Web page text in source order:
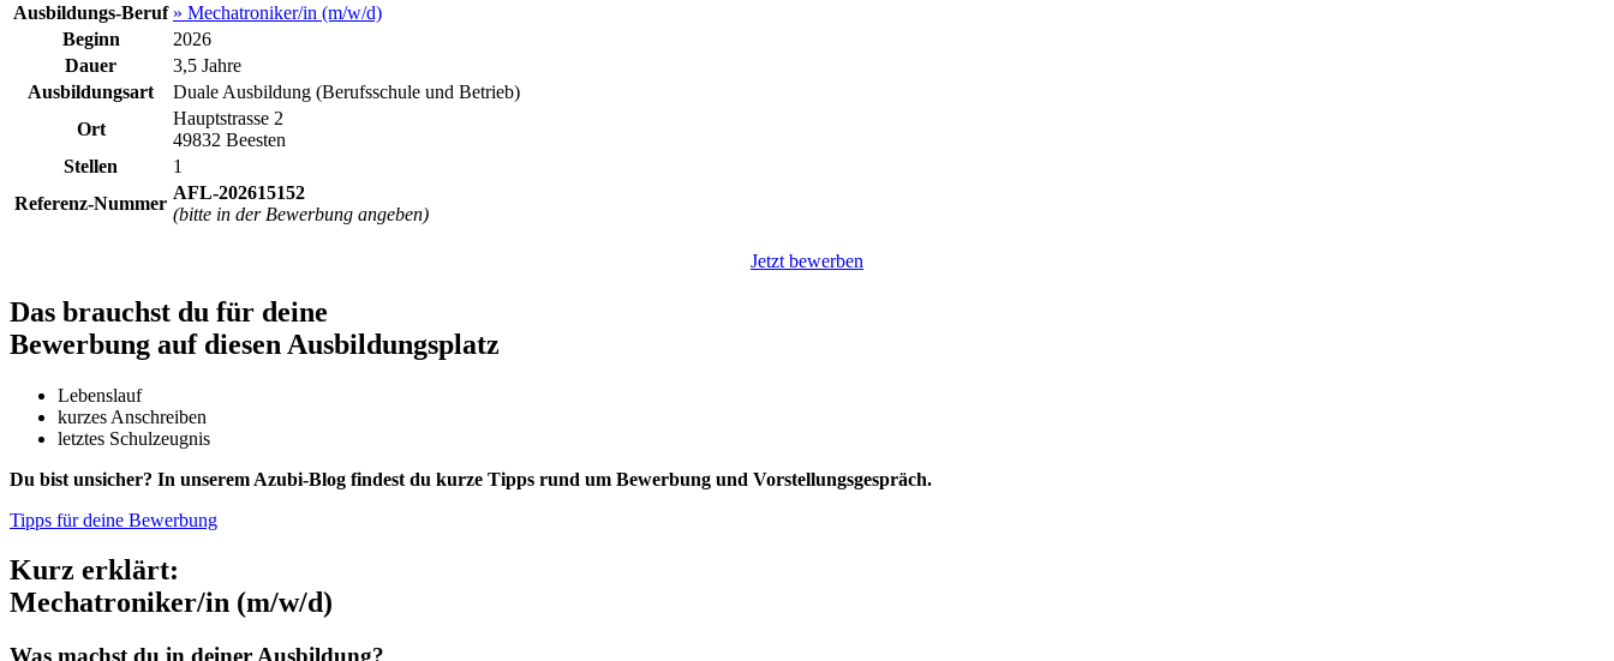
Ausbildungs-Beruf » Mechatroniker/in (m/w/d)
Beginn
2026
Dauer
3,5 Jahre
Ausbildungsart
Duale Ausbildung (Berufsschule und Betrieb)
Ort
Hauptstrasse 2
49832 Beesten
Stellen
1
Referenz-Nummer
AFL-202615152
(bitte in der Bewerbung angeben)
Jetzt bewerben
Das brauchst du für deine
Bewerbung auf diesen Ausbildungsplatz
Lebenslauf
kurzes Anschreiben
letztes Schulzeugnis
Du bist unsicher? In unserem Azubi-Blog findest du kurze Tipps rund um Bewerbung und Vorstellungsgespräch.
Tipps für deine Bewerbung
Kurz erklärt:
Mechatroniker/in (m/w/d)